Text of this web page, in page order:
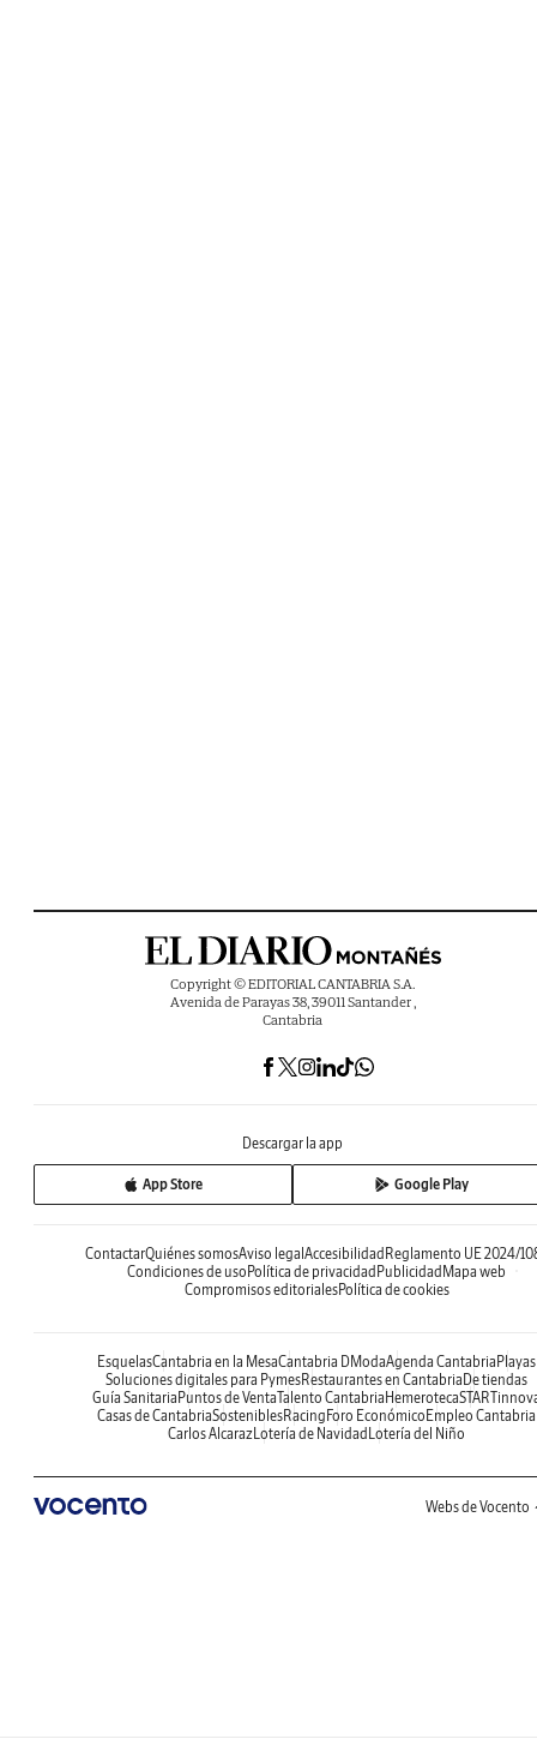
Copyright © EDITORIAL CANTABRIA S.A.
Avenida de Parayas 38, 39011 Santander ,
Cantabria
Descargar la app
App Store Google Play
ContactarQuiénes somosAviso legalAccesibilidadReglamento UE 2024/
Condiciones de usoPolítica de privacidadPublicidadMapa web
Compromisos editorialesPolítica de cookies
EsquelasCantabria en la MesaCantabria DModaAgenda CantabriaPlayas
Soluciones digitales para PymesRestaurantes en CantabriaDe tiendas
Guía SanitariaPuntos de VentaTalento CantabriaHemeroteca
Casas de CantabriaSosteniblesRacingForo EconómicoEmpleo Cantabria
Carlos AlcarazLotería de NavidadLotería del Niño
Webs de Vocento